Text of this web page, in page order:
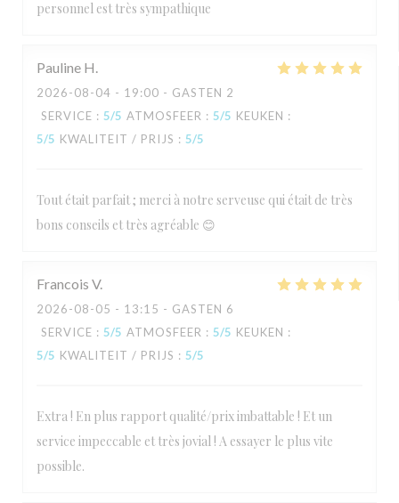
personnel est très sympathique
Pauline H
2026-08-04 - 19:00 - GASTEN 2
SERVICE : 5/5 ATMOSFEER : 5/5 KEUKEN :
5/5 KWALITEIT / PRIJS : 5/5
Tout était parfait ; merci à notre serveuse qui était de très
bons conseils et très agréable 😊
Francois V
2026-08-05 - 13:15 - GASTEN 6
SERVICE : 5/5 ATMOSFEER : 5/5 KEUKEN :
5/5 KWALITEIT / PRIJS : 5/5
Extra ! En plus rapport qualité/prix imbattable ! Et un
service impeccable et très jovial ! A essayer le plus vite
possible.